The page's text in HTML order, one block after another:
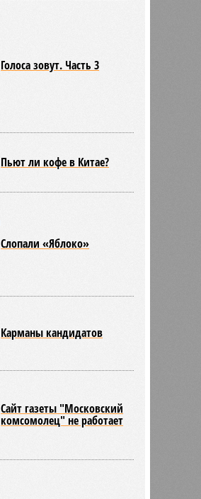
Голоса зовут. Часть 3
Пьют ли кофе в Китае?
Слопали «Яблоко»
Карманы кандидатов
Сайт газеты "Московский
комсомолец" не работает